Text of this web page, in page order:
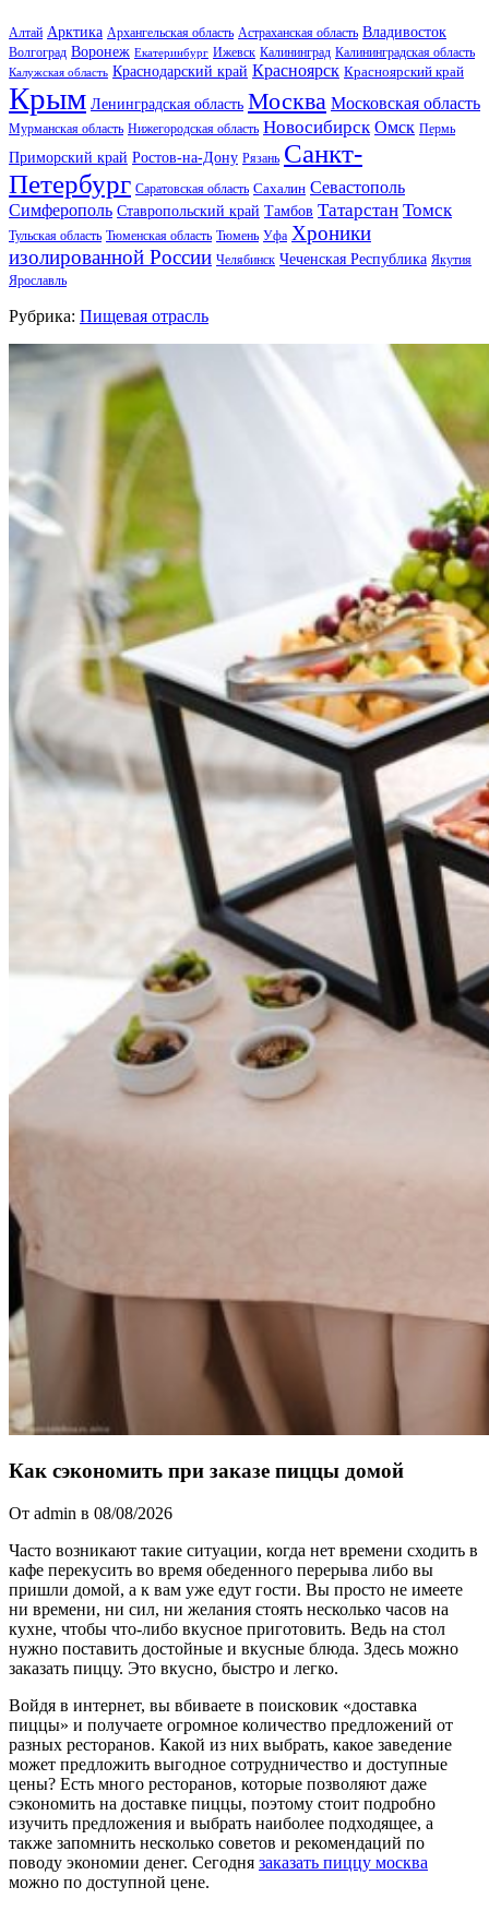
Алтай Арктика Архангельская область Астраханская область Владивосток
Волгоград Воронеж Екатеринбург Ижевск Калининград Калининградская область
Калужская область Краснодарский край Красноярск Красноярский край
Крым Ленинградская область Москва Московская область
Мурманская область Нижегородская область Новосибирск Омск Пермь
Приморский край Ростов-на-Дону Рязань Санкт-
Петербург Саратовская область Сахалин Севастополь
Симферополь Ставропольский край Тамбов Татарстан Томск
Тульская область Тюменская область Тюмень Уфа Хроники
изолированной России Челябинск Чеченская Республика Якутия
Ярославль
Рубрика: Пищевая отрасль
Как сэкономить при заказе пиццы домой
От admin в 08/08/2026
Часто возникают такие ситуации, когда нет времени сходить в
кафе перекусить во время обеденного перерыва либо вы
пришли домой, а к вам уже едут гости. Вы просто не имеете
ни времени, ни сил, ни желания стоять несколько часов на
кухне, чтобы что-либо вкусное приготовить. Ведь на стол
нужно поставить достойные и вкусные блюда. Здесь можно
заказать пиццу. Это вкусно, быстро и легко.
Войдя в интернет, вы вбиваете в поисковик «доставка
пиццы» и получаете огромное количество предложений от
разных ресторанов. Какой из них выбрать, какое заведение
может предложить выгодное сотрудничество и доступные
цены? Есть много ресторанов, которые позволяют даже
сэкономить на доставке пиццы, поэтому стоит подробно
изучить предложения и выбрать наиболее подходящее, а
также запомнить несколько советов и рекомендаций по
поводу экономии денег. Сегодня заказать пиццу москва
можно по доступной цене.